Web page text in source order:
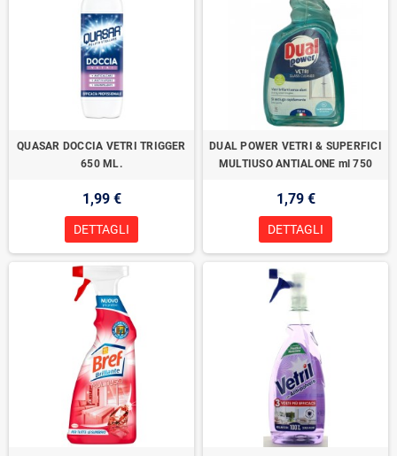
QUASAR DOCCIA VETRI TRIGGER
650 ML.
1,99 €
DETTAGLI
DUAL POWER VETRI & SUPERFICI
MULTIUSO ANTIALONE ml 750
1,79 €
DETTAGLI